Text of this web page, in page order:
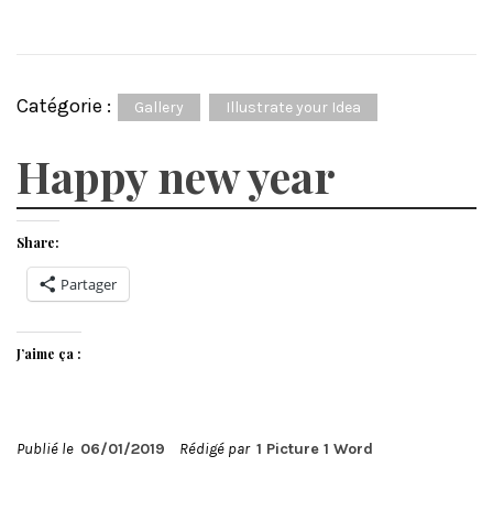
Catégorie : Gallery Illustrate your Idea
Happy new year
Share:
Partager
J’aime ça :
Publié le 06/01/2019 Rédigé par 1 Picture 1 Word